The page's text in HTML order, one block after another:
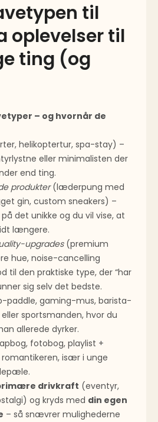
til
oplevelser til
ting (og
– og hvornår de
helikoptertur, spa-stay) –
eller minimalisten der
end ting.
produkter(læderpung med
gin, custom sneakers) –
det unikke og du vil vise, at
længere.
upgrades(premium
hue, noise-cancelling
til den praktiske type, der “har
sig selv det bedste.
paddle, gaming-mus, barista-
sportsmanden, hvor du
allerede dyrker.
fotobog, playlist +
især i unge
drivkraft (eventyr,
og kryds med din egen
– så snævrer mulighederne